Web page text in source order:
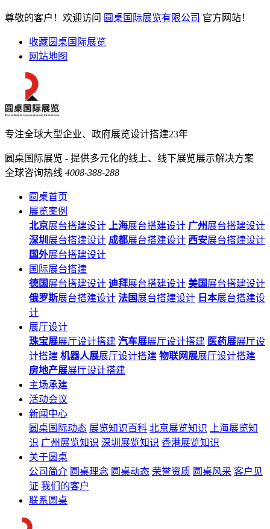
尊敬的客户！欢迎访问 圆桌国际展览有限公司 官方网站！
收藏圆桌国际展览
网站地图
专注全球大型企业、政府展览设计搭建23年
圆桌国际展览 - 提供多元化的线上、线下展览展示解决方案
全球咨询热线 4008-388-288
圆桌首页
展览案例
北京展台搭建设计 上海展台搭建设计 广州展台搭建设计
深圳 展台搭建设计 成都展台搭建设计 西安展台搭建设计
国外展台搭建设计
国际展台搭建
德国 展台搭建设计 迪拜展台搭建设计 美国 展台搭建设计
俄罗斯展台搭建设计 法国 展台搭建设计 日本展台搭建设
计
展厅设计
珠宝展展厅设计搭建 汽车展展厅设计搭建 医药展展厅设
计搭建 机器人展展厅设计搭建 物联网展展厅设计搭建
房地产展展厅设计搭建
主场承建
活动会议
新闻中心
圆桌国际动态 展览知识百科 北京展览知识
上海展览知
识 广州展览知识 深圳展览知识 香港展览知识
关于圆桌
公司简介 圆桌理念 圆桌动态 荣誉资质 圆桌风采 客户见
证 我们的客户
联系圆桌